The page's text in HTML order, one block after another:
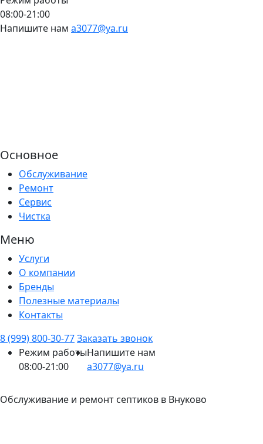
08:00-21:00
Напишите нам a3077@ya.ru
Основное
Обслуживание
Ремонт
Сервис
Чистка
Меню
Услуги
О компании
Бренды
Полезные материалы
Контакты
8 (999) 800-30-77Заказать звонок
Режим работы
08:00-21:00
Напишите нам
a3077@ya.ru
Обслуживание и ремонт септиков в Внуково